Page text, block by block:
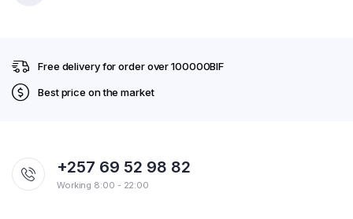
Free delivery for order over 100000BIF
Best price on the market
+257 69 52 98 82
Working 8:00 - 22:00